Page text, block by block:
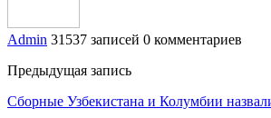
Admin 31537 записей 0 комментариев
Предыдущая запись
Сборные Узбекистана и Колумбии